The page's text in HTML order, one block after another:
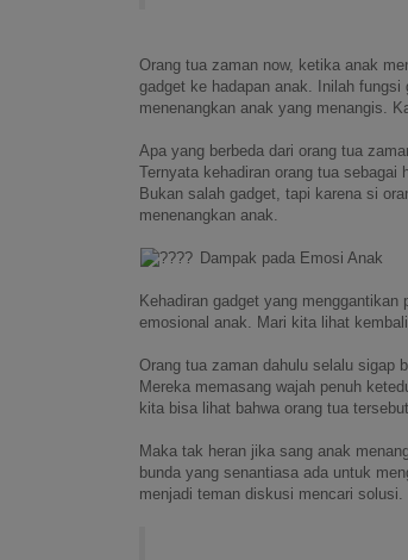
Orang tua zaman now, ketika anak
gadget ke hadapan anak. Inilah
menenangkan anak yang menangis.
Apa yang berbeda dari orang tua
Ternyata kehadiran orang tua sebagai
Bukan salah gadget, tapi karena si
menenangkan anak.
Dampak pada Emosi Anak
Kehadiran gadget yang
emosional anak. Mari kita lihat
Orang tua zaman dahulu selalu sigap
Mereka memasang wajah penuh
kita bisa lihat bahwa orang tua
Maka tak heran jika sang anak
bunda yang senantiasa ada untuk
menjadi teman diskusi mencari solusi.